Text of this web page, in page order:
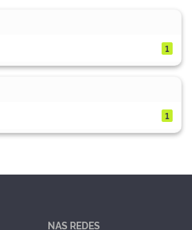
1
1
NAS REDES